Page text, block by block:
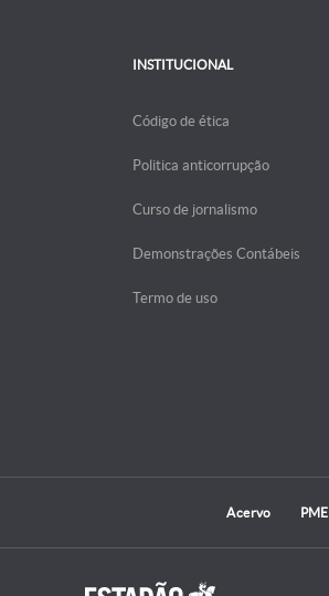
INSTITUCIONAL
Código de ética
Politica anticorrupção
Curso de jornalismo
Demonstrações Contábeis
Termo de uso
Acervo PME